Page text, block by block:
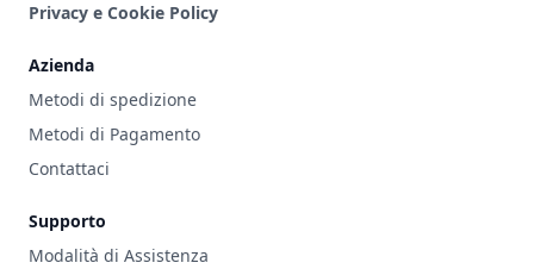
Privacy e Cookie Policy
Azienda
Metodi di spedizione
Metodi di Pagamento
Contattaci
Supporto
Modalità di Assistenza